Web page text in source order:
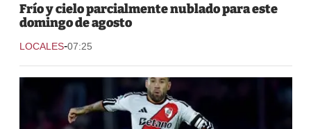
Frío y cielo parcialmente nublado para este
domingo de agosto
LOCALES-07:25